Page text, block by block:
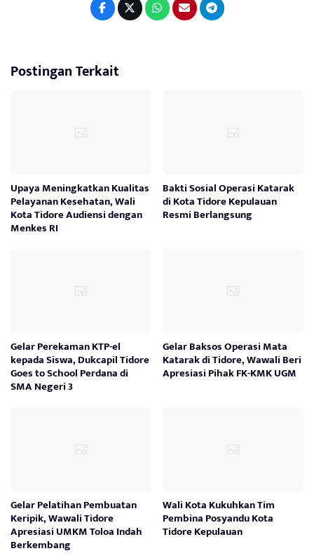
Postingan Terkait
Upaya Meningkatkan Kualitas
Pelayanan Kesehatan, Wali
Kota Tidore Audiensi dengan
Menkes RI
Bakti Sosial Operasi Katarak
di Kota Tidore Kepulauan
Resmi Berlangsung
Gelar Perekaman KTP-el
kepada Siswa, Dukcapil Tidore
Goes to School Perdana di
SMA Negeri 3
Gelar Baksos Operasi Mata
Katarak di Tidore, Wawali Beri
Apresiasi Pihak FK-KMK UGM
Gelar Pelatihan Pembuatan
Keripik, Wawali Tidore
Apresiasi UMKM Toloa Indah
Berkembang
Wali Kota Kukuhkan Tim
Pembina Posyandu Kota
Tidore Kepulauan